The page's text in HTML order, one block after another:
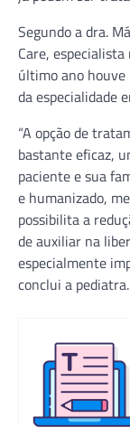
Segundo a dra.
Care,
último ano houve
da especialidade
“A opção de
bastante eficaz,
paciente e sua
e humanizado,
possibilita a
de auxiliar na
especialmente
conclui a pediatra.